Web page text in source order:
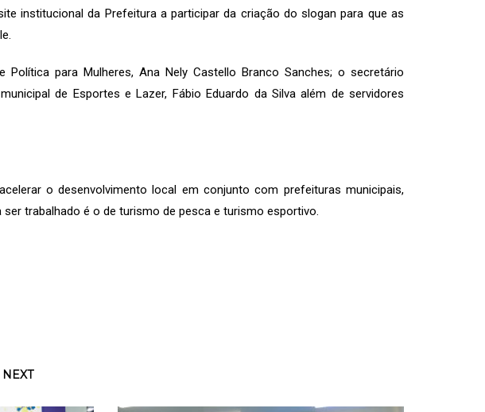
institucional da Prefeitura a participar da criação do slogan para que as
para Mulheres, Ana Nely Castello Branco Sanches; o secretário
de Esportes e Lazer, Fábio Eduardo da Silva além de servidores
o desenvolvimento local em conjunto com prefeituras municipais,
trabalhado é o de turismo de pesca e turismo esportivo.